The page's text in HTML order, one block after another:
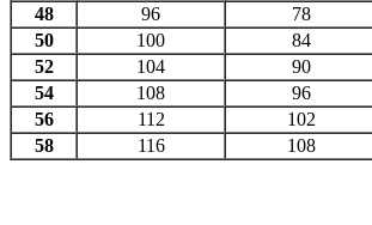
48
96 78
50
100 84
52
104 90
54
108 96
56
112 102
58
116 108